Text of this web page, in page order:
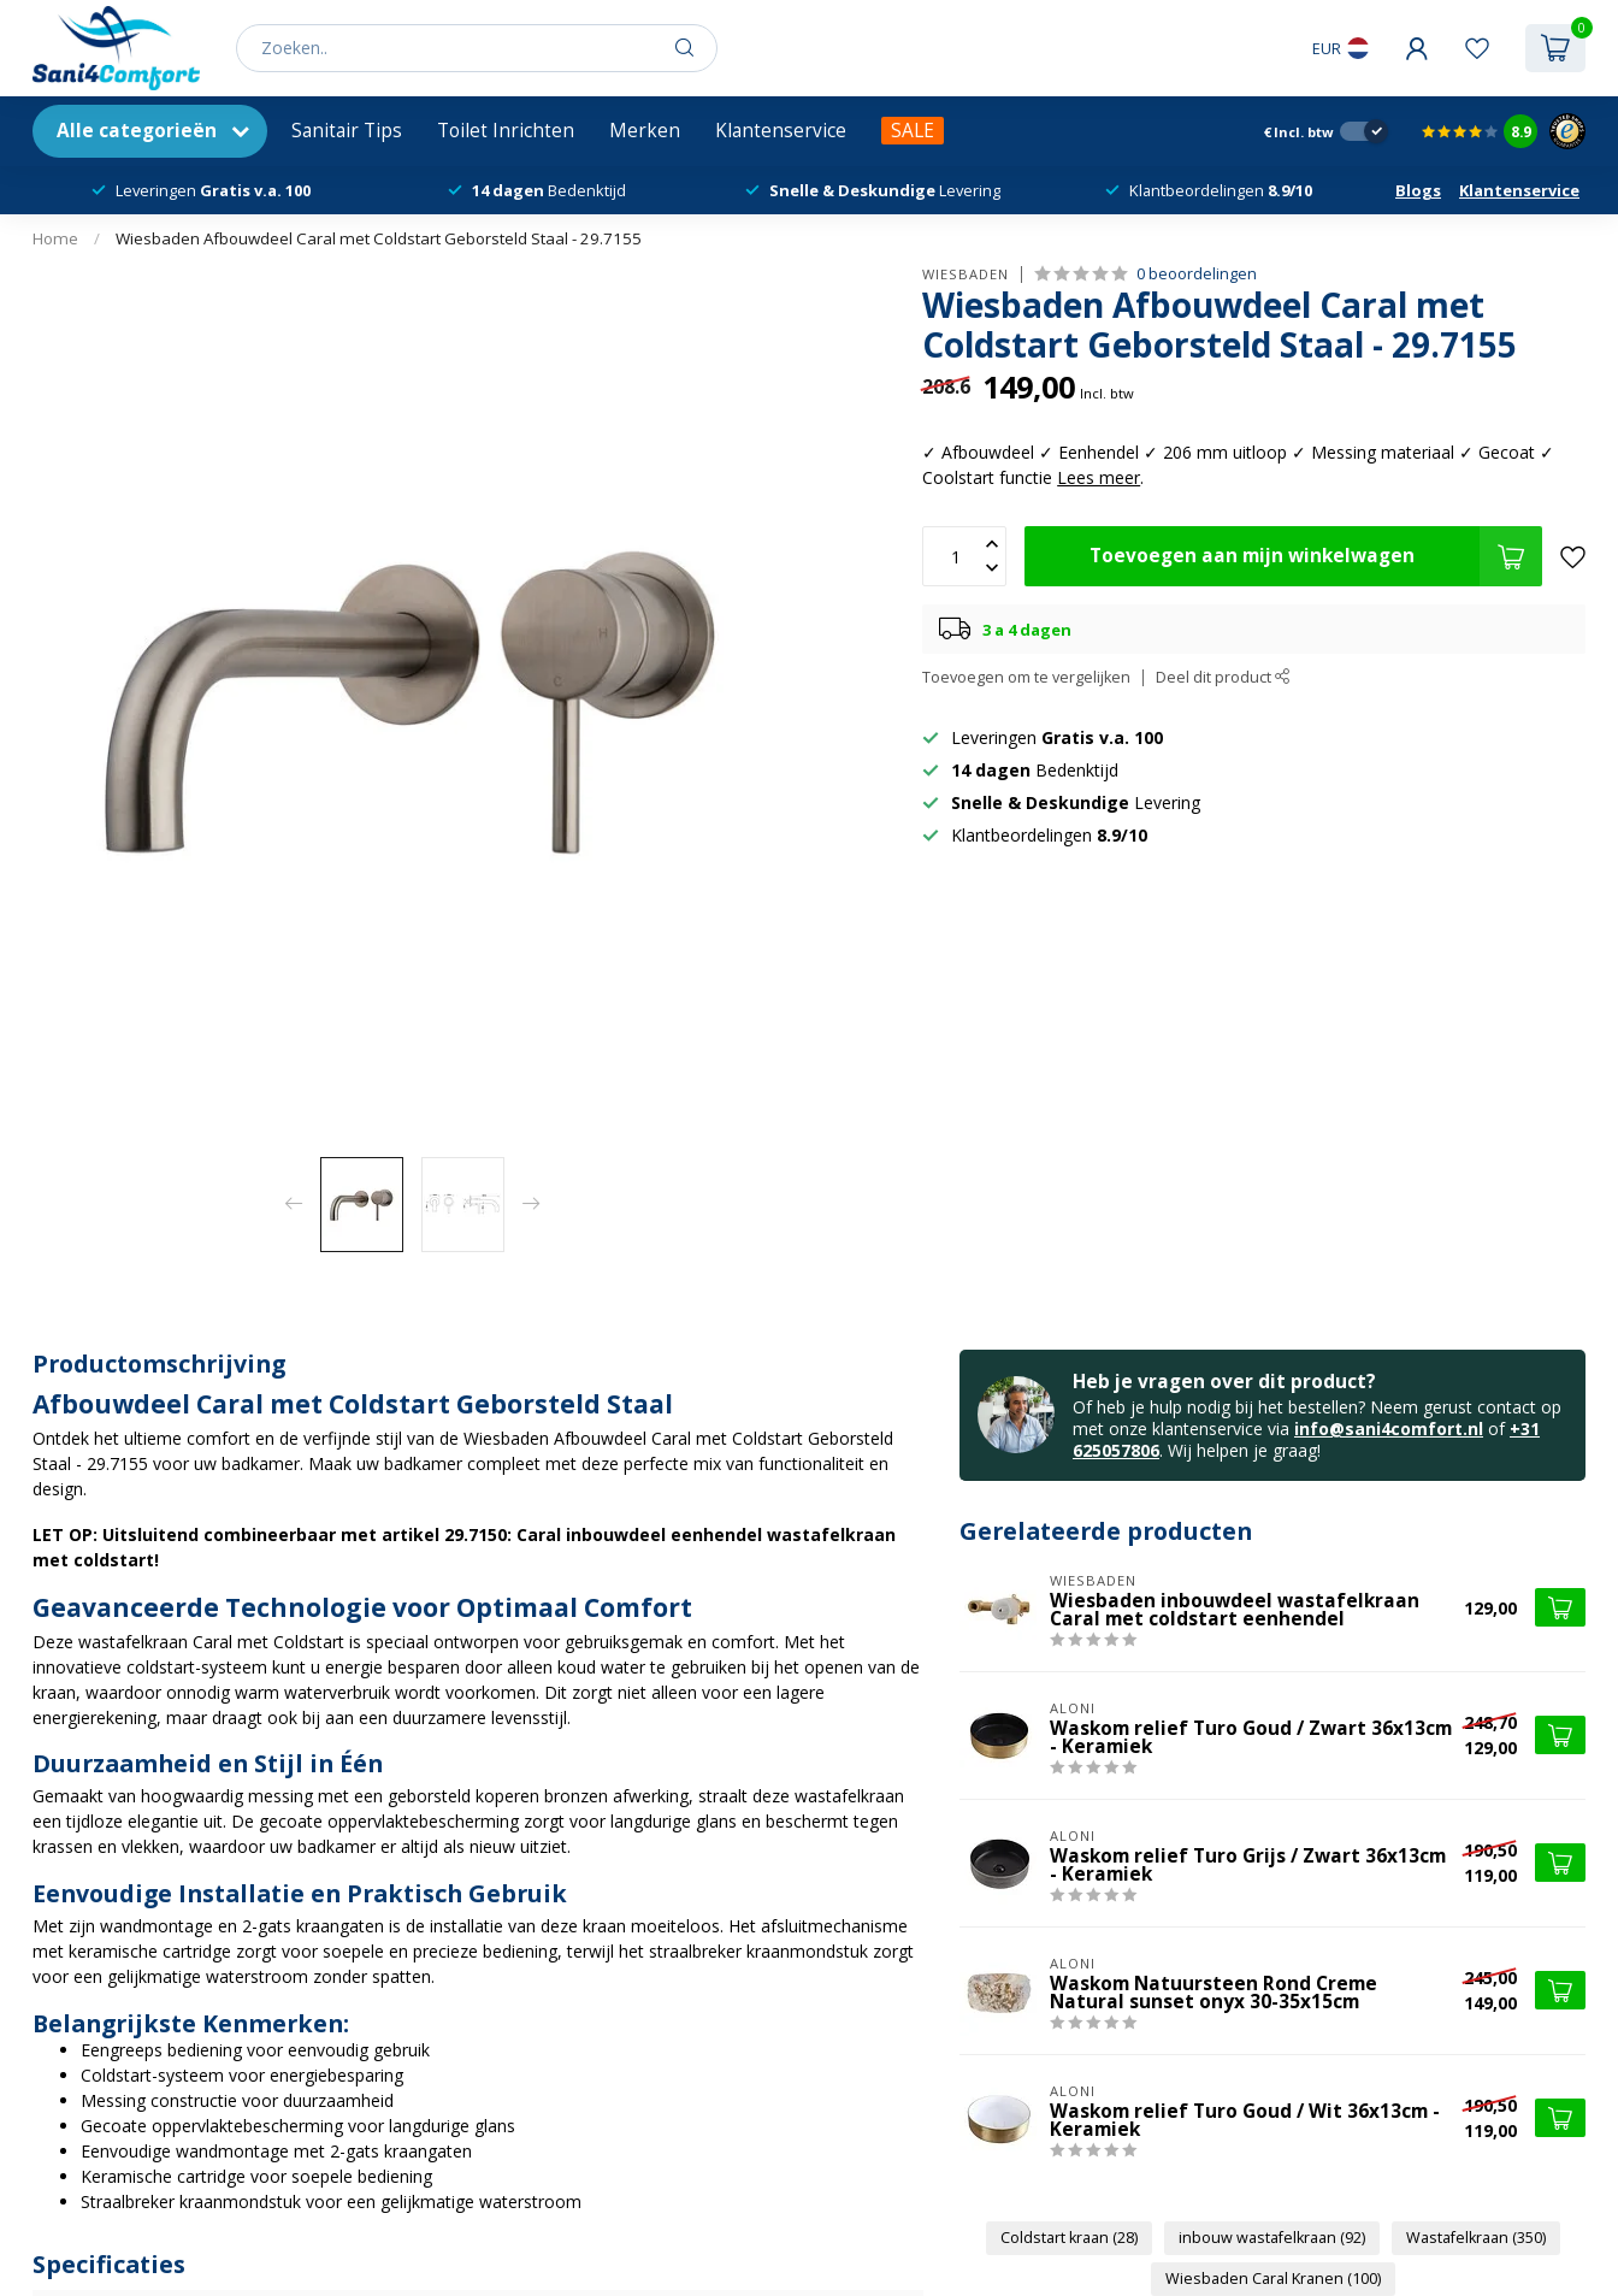
EUR
0
Alle categorieën Sanitair Tips Toilet Inrichten Merken Klantenservice SALE € Incl. btw 8.9
Leveringen Gratis v.a. 100 14 dagen Bedenktijd Snelle & DeskundigeLevering Klantbeordelingen 8.9/10 Blogs Klantenservice
Home / Wiesbaden Afbouwdeel Caral met Coldstart Geborsteld Staal - 29.7155
WIESBADEN 0 beoordelingen
Wiesbaden Afbouwdeel Caral met
Coldstart Geborsteld Staal - 29.7155
208.6 149,00 Incl. btw
✓ Afbouwdeel ✓ Eenhendel ✓ 206 mm uitloop ✓ Messing materiaal ✓ Gecoat ✓
Coolstart functie Lees meer.
Toevoegen aan mijn winkelwagen
3 a 4 dagen
Toevoegen om te vergelijken Deel dit product
Leveringen Gratis v.a. 100
14 dagen Bedenktijd
Snelle & Deskundige Levering
Klantbeordelingen 8.9/10
Productomschrijving
Afbouwdeel Caral met Coldstart Geborsteld Staal
Ontdek het ultieme comfort en de verfijnde stijl van de Wiesbaden Afbouwdeel Caral met Coldstart Geborsteld
Staal - 29.7155 voor uw badkamer. Maak uw badkamer compleet met deze perfecte mix van functionaliteit en
design.
LET OP: Uitsluitend combineerbaar met artikel 29.7150: Caral inbouwdeel eenhendel wastafelkraan
met coldstart!
Geavanceerde Technologie voor Optimaal Comfort
Deze wastafelkraan Caral met Coldstart is speciaal ontworpen voor gebruiksgemak en comfort. Met het
innovatieve coldstart-systeem kunt u energie besparen door alleen koud water te gebruiken bij het openen van de
kraan, waardoor onnodig warm waterverbruik wordt voorkomen. Dit zorgt niet alleen voor een lagere
energierekening, maar draagt ook bij aan een duurzamere levensstijl.
Duurzaamheid en Stijl in Één
Gemaakt van hoogwaardig messing met een geborsteld koperen bronzen afwerking, straalt deze wastafelkraan
een tijdloze elegantie uit. De gecoate oppervlaktebescherming zorgt voor langdurige glans en beschermt tegen
krassen en vlekken, waardoor uw badkamer er altijd als nieuw uitziet.
Eenvoudige Installatie en Praktisch Gebruik
Met zijn wandmontage en 2-gats kraangaten is de installatie van deze kraan moeiteloos. Het afsluitmechanisme
met keramische cartridge zorgt voor soepele en precieze bediening, terwijl het straalbreker kraanmondstuk zorgt
voor een gelijkmatige waterstroom zonder spatten.
Belangrijkste Kenmerken:
Eengreeps bediening voor eenvoudig gebruik
Coldstart-systeem voor energiebesparing
Messing constructie voor duurzaamheid
Gecoate oppervlaktebescherming voor langdurige glans
Eenvoudige wandmontage met 2-gats kraangaten
Keramische cartridge voor soepele bediening
Straalbreker kraanmondstuk voor een gelijkmatige waterstroom
Specificaties
Heb je vragen over dit product?
Of heb je hulp nodig bij het bestellen? Neem gerust contact op
met onze klantenservice via info@sani4comfort.nl of +31
625057806. Wij helpen je graag!
Gerelateerde producten
WIESBADEN
Wiesbaden inbouwdeel wastafelkraan
Caral met coldstart eenhendel 129,00
ALONI
Waskom relief Turo Goud / Zwart 36x13cm
- Keramiek
248,70
129,00
ALONI
Waskom relief Turo Grijs / Zwart 36x13cm
- Keramiek
190,50
119,00
ALONI
Waskom Natuursteen Rond Creme
Natural sunset onyx 30-35x15cm
245,00
149,00
ALONI
Waskom relief Turo Goud / Wit 36x13cm -
Keramiek
190,50
119,00
Coldstart kraan (28) inbouw wastafelkraan (92) Wastafelkraan (350)
Wiesbaden Caral Kranen (100)